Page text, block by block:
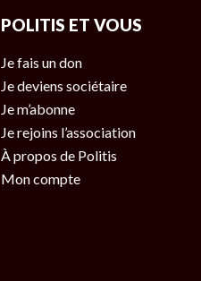
POLITIS ET VOUS
Je fais un don
Je deviens sociétaire
Je m’abonne
Je rejoins l’association
À propos de Politis
Mon compte